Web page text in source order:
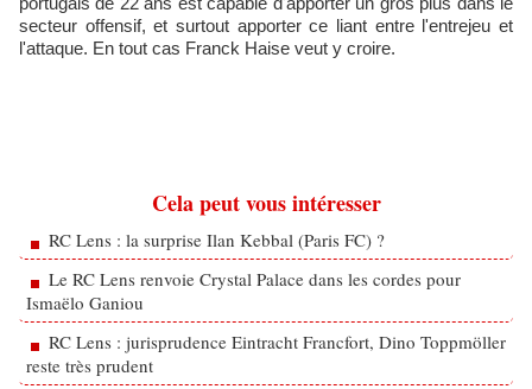
secteur offensif, et surtout apporter ce liant entre l'entrejeu et
l'attaque. En tout cas Franck Haise veut y croire.
Cela peut vous intéresser
RC Lens : la surprise Ilan Kebbal (Paris FC) ?
Le RC Lens renvoie Crystal Palace dans les cordes pour
Ismaëlo Ganiou
RC Lens : jurisprudence Eintracht Francfort, Dino Toppmöller
reste très prudent